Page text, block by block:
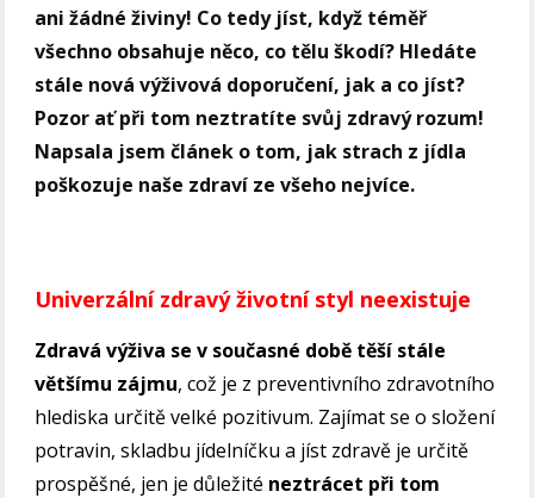
ani žádné živiny! Co tedy jíst, když téměř
všechno obsahuje něco, co tělu škodí? Hledáte
stále nová výživová doporučení, jak a co jíst?
Pozor ať při tom neztratíte svůj zdravý rozum!
Napsala jsem článek o tom, jak strach z jídla
poškozuje naše zdraví ze všeho nejvíce.
Univerzální zdravý životní styl neexistuje
Zdravá výživa se v současné době těší stále
většímu zájmu, což je z preventivního zdravotního
hlediska určitě velké pozitivum. Zajímat se o složení
potravin, skladbu jídelníčku a jíst zdravě je určitě
prospěšné, jen je důležité neztrácet při tom